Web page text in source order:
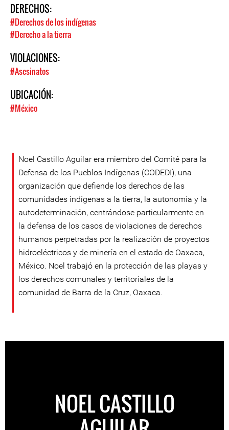
DERECHOS:
#Derechos de los indígenas
#Derecho a la tierra
VIOLACIONES:
#Asesinatos
UBICACIÓN:
#México
Noel Castillo Aguilar era miembro del Comité para la
Defensa de los Pueblos Indígenas (CODEDI), una
organización que defiende los derechos de las
comunidades indígenas a la tierra, la autonomía y la
autodeterminación, centrándose particularmente en
la defensa de los casos de violaciones de derechos
humanos perpetradas por la realización de proyectos
hidroeléctricos y de minería en el estado de Oaxaca,
México. Noel trabajó en la protección de las playas y
los derechos comunales y territoriales de la
comunidad de Barra de la Cruz, Oaxaca.
NOEL CASTILLO